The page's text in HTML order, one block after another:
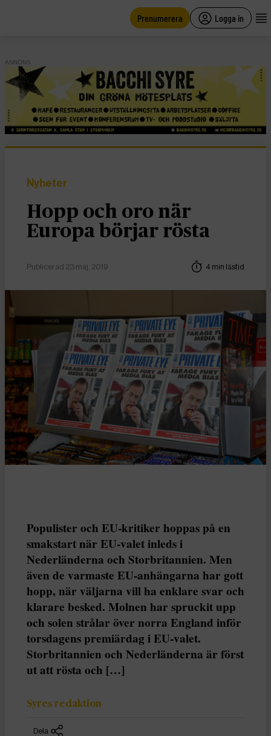
Prenumerera Logga in
ANNONS
Nyheter
Hopp och oro när
Europa börjar rösta
Publicerad 23 maj, 2019 4 min lästid
Populister och EU-kritiker hoppas på en
smakstart när EU-valet inleds i
Nederländerna och Storbritannien. Men
även de varmaste EU-anhängarna har gott
hopp, när väljarna vill ha enklare svar och
klarare besked. Molnen har spruckit upp
och solen strålar över norra England inför
torsdagens premiärdag i EU-valet.
Storbritannien och Nederländerna är först
ut att rösta och […]
Syres redaktion
Dela